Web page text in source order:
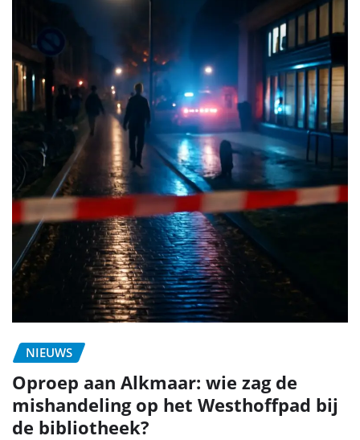
NIEUWS
Oproep aan Alkmaar: wie zag de
mishandeling op het Westhoffpad bij
de bibliotheek?